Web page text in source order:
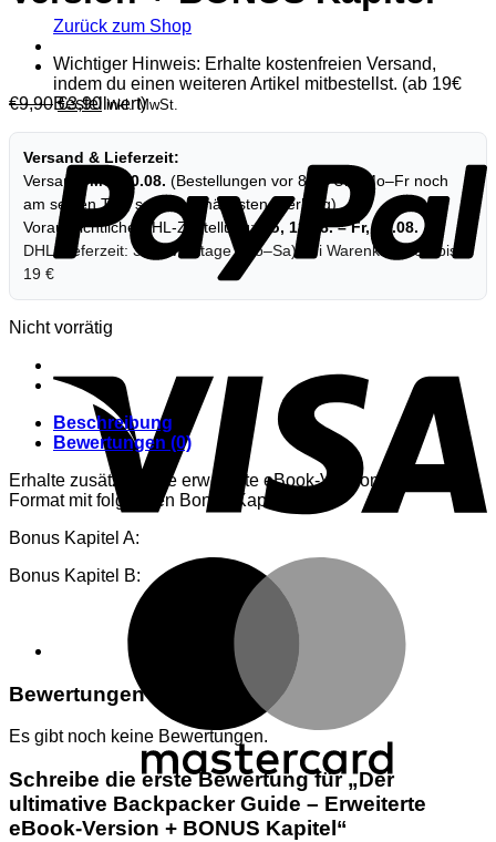
Zurück zum Shop
Wichtiger Hinweis: Erhalte kostenfreien Versand,
indem du einen weiteren Artikel mitbestellst. (ab 19€
Bestellwert)
€9,90Ursprünglicher
€9,90
€3,90Aktueller
€3,90.
inkl. MwSt.
Versand & Lieferzeit:
Versand:Mo, 10.08. (Bestellungen vor 8:00 Uhr Mo–Fr noch
am selben Tag, sonst am nächsten Werktag).
Voraussichtliche DHL-Zustellung:
Do, 13.08. – Fr, 14.08.
DHL-Lieferzeit: 3–4 Werktage (Mo–Sa) bei Warenkorbwert bis
19 €
Nicht vorrätig
Beschreibung
Bewertungen (0)
Erhalte zusätzlich die erweiterte eBook-Version im PDF
Format mit folgenden Bonus Kapiteln
Bonus Kapitel A:
Bonus Kapitel B:
Bewertungen
Es gibt noch keine Bewertungen.
Schreibe die erste Bewertung für „Der
ultimative Backpacker Guide – Erweiterte
eBook-Version + BONUS Kapitel“